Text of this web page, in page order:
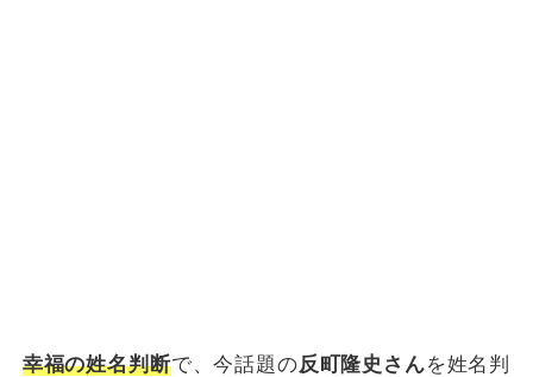
幸福の姓名判断で、今話題の反町隆史さんを姓名判